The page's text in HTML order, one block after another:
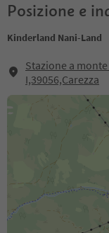
Posizione e
Kinderland Nani-Land
Stazione a
I,39056,Carezza